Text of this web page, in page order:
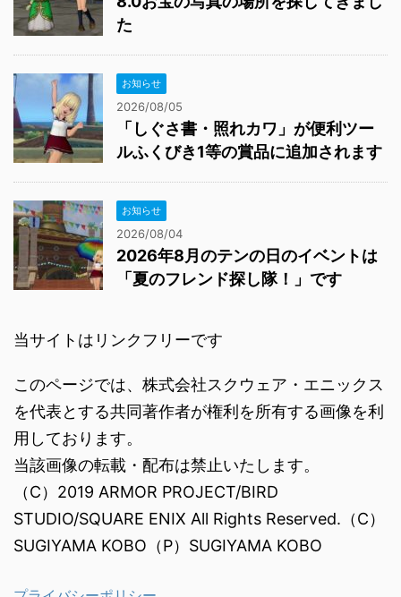
た
お知らせ
2026/08/05
「しぐさ書・照れカワ」が便利ツー
ルふくびき1等の賞品に追加されます
お知らせ
2026/08/04
2026年8月のテンの日のイベントは
「夏のフレンド探し隊！」です
当サイトはリンクフリーです
このページでは、株式会社スクウェア・エニックス
を代表とする共同著作者が権利を所有する画像を利
用しております。
当該画像の転載・配布は禁止いたします。
（C）2019 ARMOR PROJECT/BIRD
STUDIO/SQUARE ENIX All Rights Reserved.（C）
SUGIYAMA KOBO（P）SUGIYAMA KOBO